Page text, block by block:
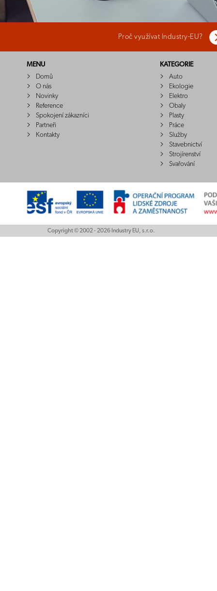
Proč využívat Industry-EU?
MENU
Domů
O nás
Novinky
Reference
Spokojení zákazníci
Partneři
Kontakty
KATEGORIE
Auto
Ekologie
Elektro
Obaly
Plasty
Práce
Služby
Stavebnictví
Strojírenství
Svařování
Copyright © 2002 - 2026 Industry EU, s.r.o.